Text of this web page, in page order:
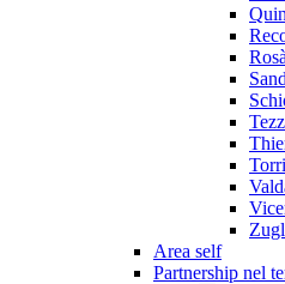
Rosà
Area self
Partnership nel